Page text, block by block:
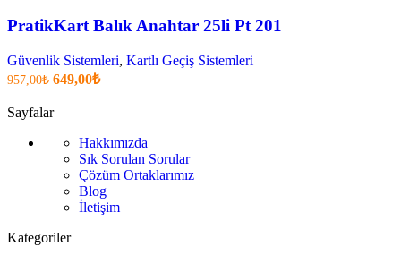
PratikKart Balık Anahtar 25li Pt 201
Güvenlik Sistemleri, Kartlı Geçiş Sistemleri
957,00₺ Orijinal
957,00₺.
649,00₺Şu
.
Sayfalar
Hakkımızda
Sık Sorulan Sorular
Çözüm Ortaklarımız
Blog
İletişim
Kategoriler